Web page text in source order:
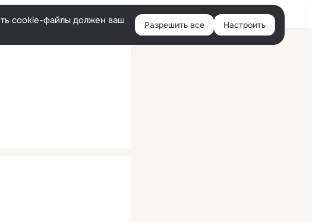
Русский Войти
cookie-файлы должен ваш
Разрешить все Настроить